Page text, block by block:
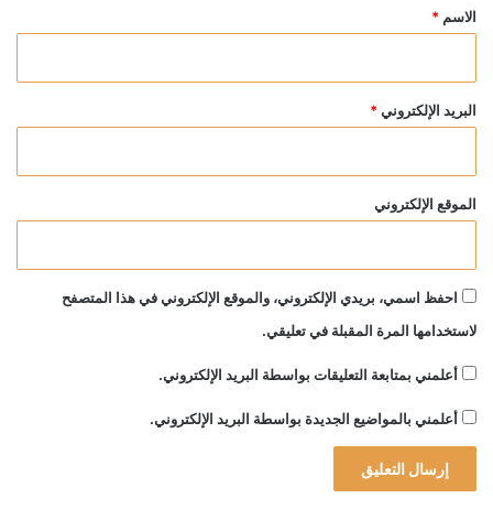
*
الاسم *
البريد الإلكتروني *
الموقع الإلكتروني
احفظ اسمي، بريدي الإلكتروني، والموقع الإلكتروني في هذا المتصفح
لاستخدامها المرة المقبلة في تعليقي.
أعلمني بمتابعة التعليقات بواسطة البريد الإلكتروني.
أعلمني بالمواضيع الجديدة بواسطة البريد الإلكتروني.